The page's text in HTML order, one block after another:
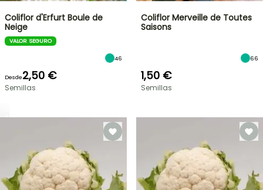
RELÁMPAGO
DE
BULBOS
DE
Coliflor d'Erfurt Boule de
Neige
VALOR SEGURO
46
Desde2,50 €
Semillas
Coliflor Merveille de Toutes
Saisons
66
1,50 €
Semillas